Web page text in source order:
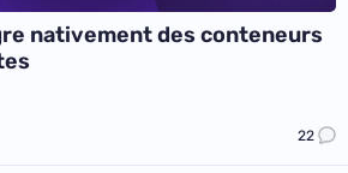
nativement des conteneurs
22